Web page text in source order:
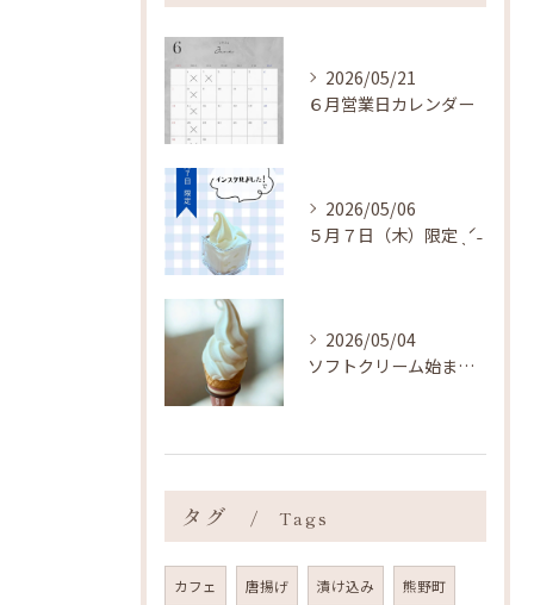
2026/05/21
６月営業日カレンダー
2026/05/06
５月７日（木）限定 ˎˊ˗
2026/05/04
ソフトクリーム始まりました ˎˊ˗
タグ Tags
カフェ 唐揚げ 漬け込み 熊野町